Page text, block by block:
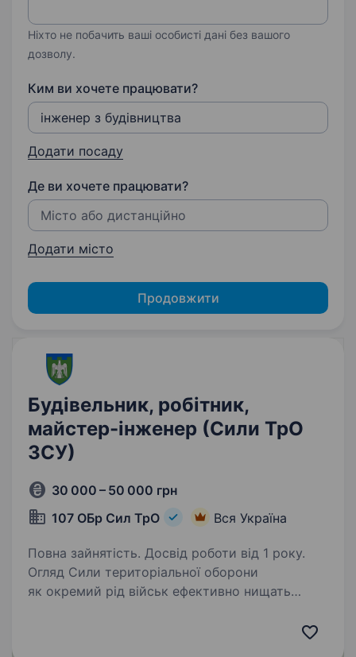
Ніхто не побачить ваші особисті дані без вашого
дозволу.
Ким ви хочете працювати?
Додати посаду
Де ви хочете працювати?
Додати місто
Продовжити
Будівельник, робітник,
майстер-інженер (Сили ТрО
ЗСУ)
30 000 – 50 000 грн
107 ОБр Сил ТрО
Вся Україна
Повна зайнятість. Досвід роботи від 1 року.
Огляд Сили територіальної оборони
як окремий рід військ ефективно нищать